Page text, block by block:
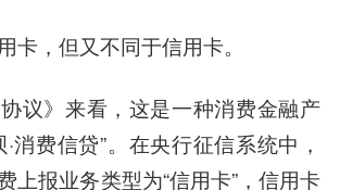
卡，但又不同于信用卡。
议》来看，这是一种消费金融产
消费信贷”。在央行征信系统中，
上报业务类型为“信用卡”，信用卡